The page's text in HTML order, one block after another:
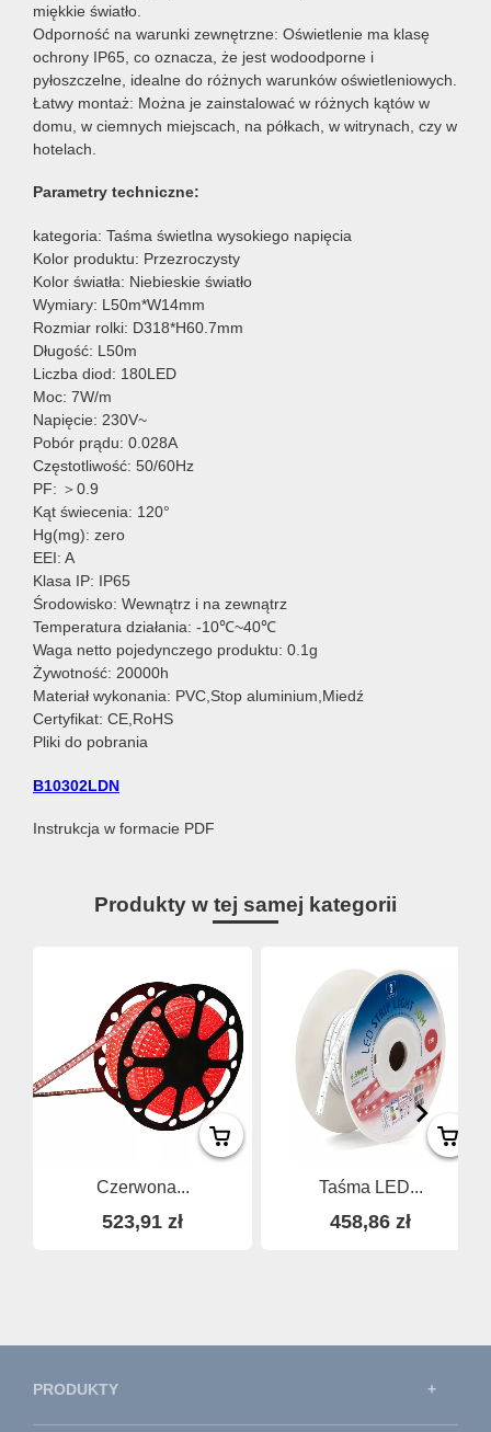
miękkie światło.
Odporność na warunki zewnętrzne: Oświetlenie ma klasę
ochrony IP65, co oznacza, że jest wodoodporne i
pyłoszczelne, idealne do różnych warunków oświetleniowych.
Łatwy montaż: Można je zainstalować w różnych kątów w
domu, w ciemnych miejscach, na półkach, w witrynach, czy w
hotelach.
Parametry techniczne:
kategoria: Taśma świetlna wysokiego napięcia
Kolor produktu: Przezroczysty
Kolor światła: Niebieskie światło
Wymiary: L50m*W14mm
Rozmiar rolki: D318*H60.7mm
Długość: L50m
Liczba diod: 180LED
Moc: 7W/m
Napięcie: 230V~
Pobór prądu: 0.028A
Częstotliwość: 50/60Hz
PF: ＞0.9
Kąt świecenia: 120°
Hg(mg): zero
EEI: A
Klasa IP: IP65
Środowisko: Wewnątrz i na zewnątrz
Temperatura działania: -10℃~40℃
Waga netto pojedynczego produktu: 0.1g
Żywotność: 20000h
Materiał wykonania: PVC,Stop aluminium,Miedź
Certyfikat: CE,RoHS
Pliki do pobrania
B10302LDN
Instrukcja w formacie PDF
Produkty w tej samej kategorii
Czerwona...
523,91 zł
Taśma LED...
458,86 zł
PRODUKTY